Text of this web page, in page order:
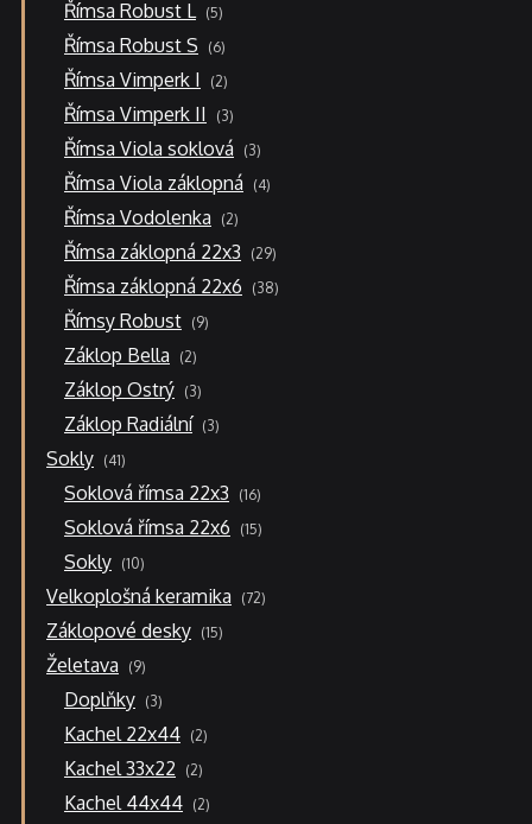
Římsa Robust L 55
produktů
Římsa Robust S 66
produktů
Římsa Vimperk I 22
produkty
Římsa Vimperk II 33
produkty
Římsa Viola soklová 33
produkty
Římsa Viola záklopná 44
produkty
Římsa Vodolenka 22
produkty
Římsa záklopná 22x3 2929
produktů
Římsa záklopná 22x6 3838
produktů
Římsy Robust 99
produktů
Záklop Bella 22
produkty
Záklop Ostrý 33
produkty
Záklop Radiální 33
produkty
Sokly 4141
produktů
Soklová římsa 22x3 1616
produktů
Soklová římsa 22x6 1515
produktů
Sokly 1010
produktů
Velkoplošná keramika 7272
produktů
Záklopové desky 1515
produktů
Želetava 99
produktů
Doplňky 33
produkty
Kachel 22x44 22
produkty
Kachel 33x22 22
produkty
Kachel 44x44 22
produkty